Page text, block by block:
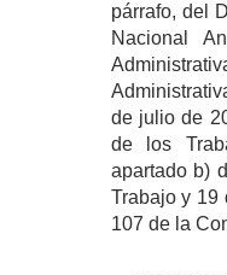
párrafo, del
Nacional
de julio de
de los
apartado b)
Trabajo y 19
107 de la